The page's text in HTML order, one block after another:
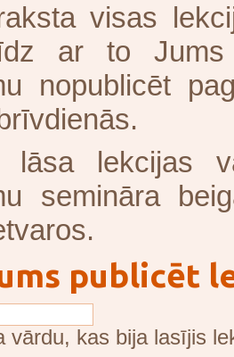
visas
ar to
nopublicēt
lāsa lekcijas
semināra
publicēt
vārdu, kas bija lasījis